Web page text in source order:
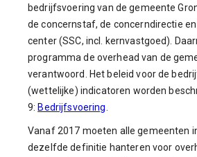
bedrijfsvoering van de gemeente
de concernstaf, de concerndirectie
center (SSC, incl. kernvastgoed).
programma de overhead van de
verantwoord. Het beleid voor de
(wettelijke) indicatoren worden
9: Bedrijfsvoering
Vanaf 2017 moeten alle gemeenten
dezelfde definitie hanteren voor